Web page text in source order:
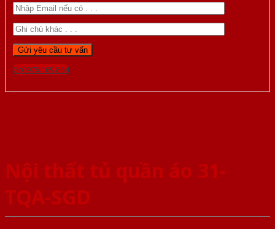
Gọi 0976.169.864
Nội thất tủ quần áo 31-
TQA-SGD